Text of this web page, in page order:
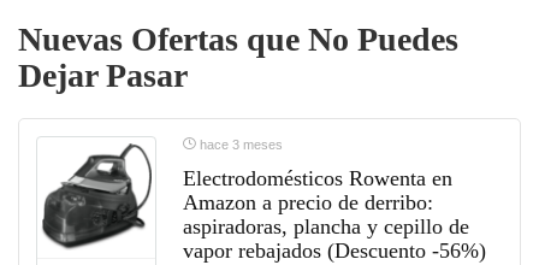
Nuevas Ofertas que No Puedes
Dejar Pasar
hace 3 meses
Electrodomésticos Rowenta en
Amazon a precio de derribo:
aspiradoras, plancha y cepillo de
vapor rebajados (Descuento -56%)